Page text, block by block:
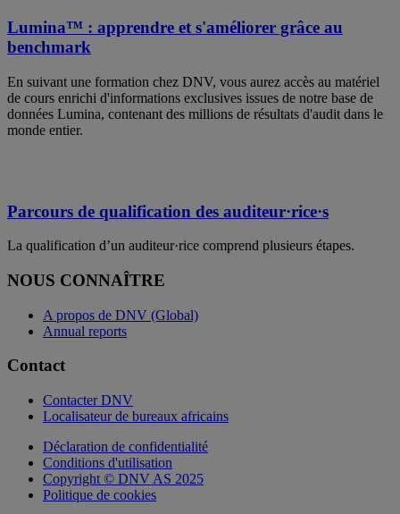
Lumina™ : apprendre et s'améliorer grâce au
benchmark
En suivant une formation chez DNV, vous aurez accès au matériel
de cours enrichi d'informations exclusives issues de notre base de
données Lumina, contenant des millions de résultats d'audit dans le
monde entier.
Parcours de qualification des auditeur·rice·s
La qualification d’un auditeur·rice comprend plusieurs étapes.
NOUS CONNAÎTRE
A propos de DNV (Global)
Annual reports
Contact
Contacter DNV
Localisateur de bureaux africains
Déclaration de confidentialité
Conditions d'utilisation
Copyright © DNV AS 2025
Politique de cookies